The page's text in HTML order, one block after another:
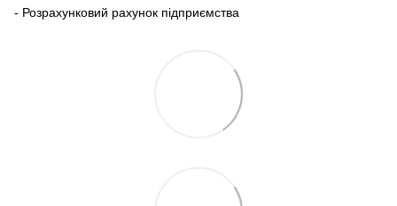
- Розрахунковий рахунок підприємства